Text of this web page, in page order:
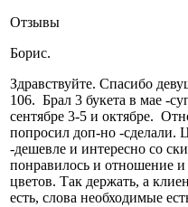
Отзывы
Борис.
Здравствуйте. Cпасибо
106. Брал 3 букета в мае -
сентябре 3-5 и октябре.
попросил доп-но -сделали.
-дешевле и интересно со
понравилось и отношение и
цветов. Так держать, а
есть, слова необходимые